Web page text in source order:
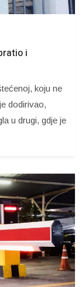
i
koju ne
dodirivao,
u drugi, gdje je